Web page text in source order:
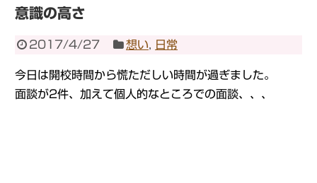
意識の高さ
2017/4/27 想い 日常
今日は開校時間から慌ただしい時間が過ぎました。
面談が2件、加えて個人的なところでの面談、、、